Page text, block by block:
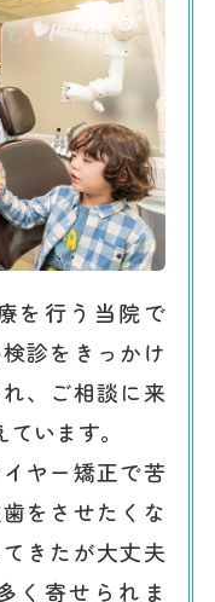
を行う当院で
診をきっかけ
、ご相談に来
います。
ヤー矯正で苦
をさせたくな
きたが大丈夫
く寄せられま